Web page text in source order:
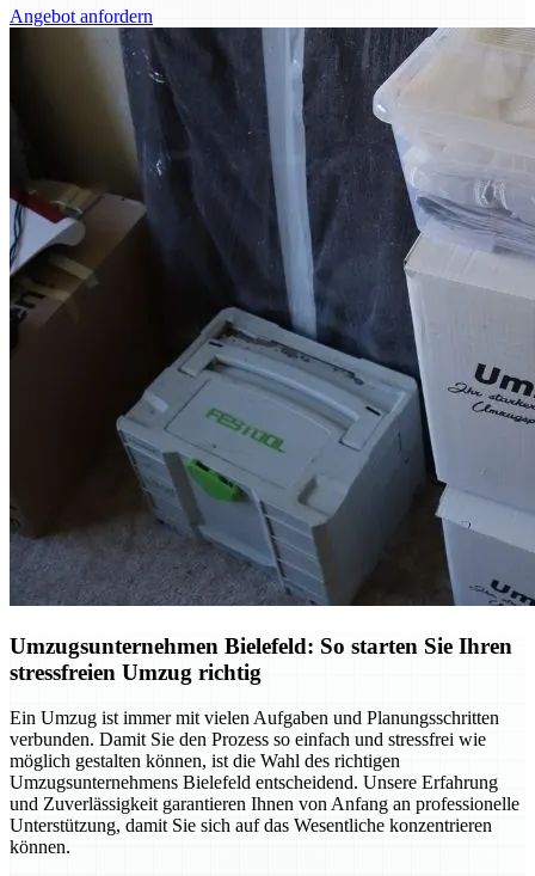
Angebot anfordern
Umzugsunternehmen Bielefeld: So starten Sie Ihren
stressfreien Umzug richtig
Ein Umzug ist immer mit vielen Aufgaben und Planungsschritten
verbunden. Damit Sie den Prozess so einfach und stressfrei wie
möglich gestalten können, ist die Wahl des richtigen
Umzugsunternehmens Bielefeld entscheidend. Unsere Erfahrung
und Zuverlässigkeit garantieren Ihnen von Anfang an professionelle
Unterstützung, damit Sie sich auf das Wesentliche konzentrieren
können.